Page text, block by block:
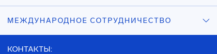
МЕЖДУНАРОДНОЕ СОТРУДНИЧЕСТВО
КОНТАКТЫ: